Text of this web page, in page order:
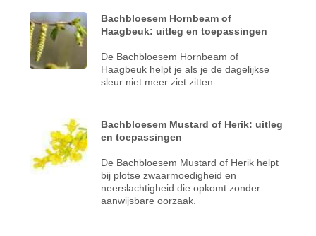
Bachbloesem Hornbeam of
Haagbeuk: uitleg en toepassingen
De Bachbloesem Hornbeam of
Haagbeuk helpt je als je de dagelijkse
sleur niet meer ziet zitten.
Bachbloesem Mustard of Herik: uitleg
en toepassingen
De Bachbloesem Mustard of Herik helpt
bij plotse zwaarmoedigheid en
neerslachtigheid die opkomt zonder
aanwijsbare oorzaak.